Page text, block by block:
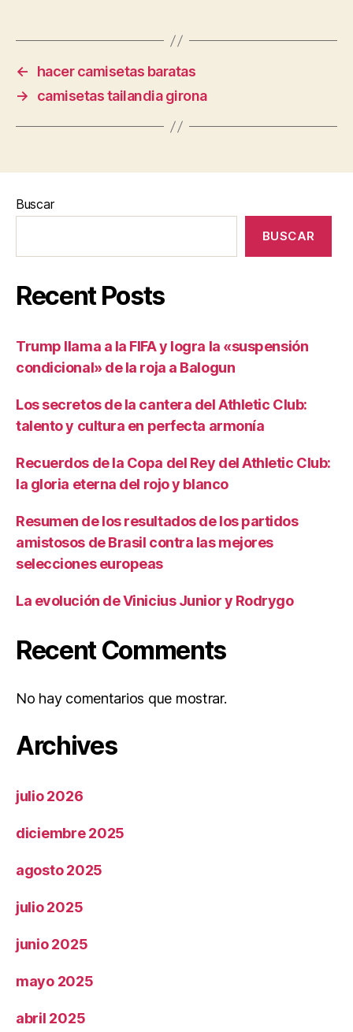
←
hacer camisetas baratas
→
camisetas tailandia girona
Buscar
BUSCAR
Recent Posts
Trump llama a la FIFA y logra la «suspensión
condicional» de la roja a Balogun
Los secretos de la cantera del Athletic Club:
talento y cultura en perfecta armonía
Recuerdos de la Copa del Rey del Athletic Club:
la gloria eterna del rojo y blanco
Resumen de los resultados de los partidos
amistosos de Brasil contra las mejores
selecciones europeas
La evolución de Vinicius Junior y Rodrygo
Recent Comments
No hay comentarios que mostrar.
Archives
julio 2026
diciembre 2025
agosto 2025
julio 2025
junio 2025
mayo 2025
abril 2025